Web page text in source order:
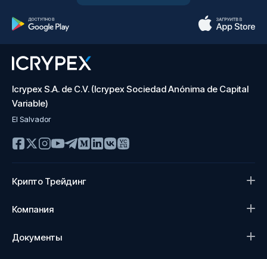
Icrypex S.A. de C.V. (Icrypex Sociedad Anónima de Capital
Variable)
El Salvador
Крипто Трейдинг
Компания
Документы